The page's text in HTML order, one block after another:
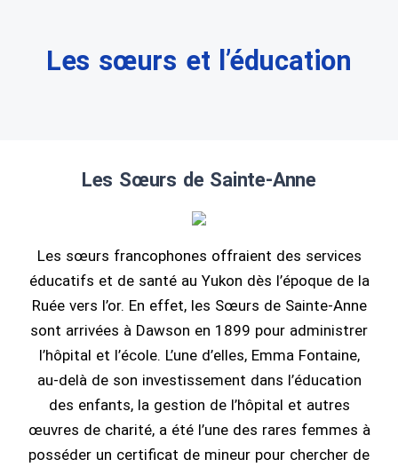
Les sœurs et l’éducation
Les Sœurs de Sainte-Anne
Les sœurs francophones offraient des services
éducatifs et de santé au Yukon dès l’époque de la
Ruée vers l’or. En effet, les Sœurs de Sainte-Anne
sont arrivées à Dawson en 1899 pour administrer
l’hôpital et l’école. L’une d’elles, Emma Fontaine,
au-delà de son investissement dans l’éducation
des enfants, la gestion de l’hôpital et autres
œuvres de charité, a été l’une des rares femmes à
posséder un certificat de mineur pour chercher de